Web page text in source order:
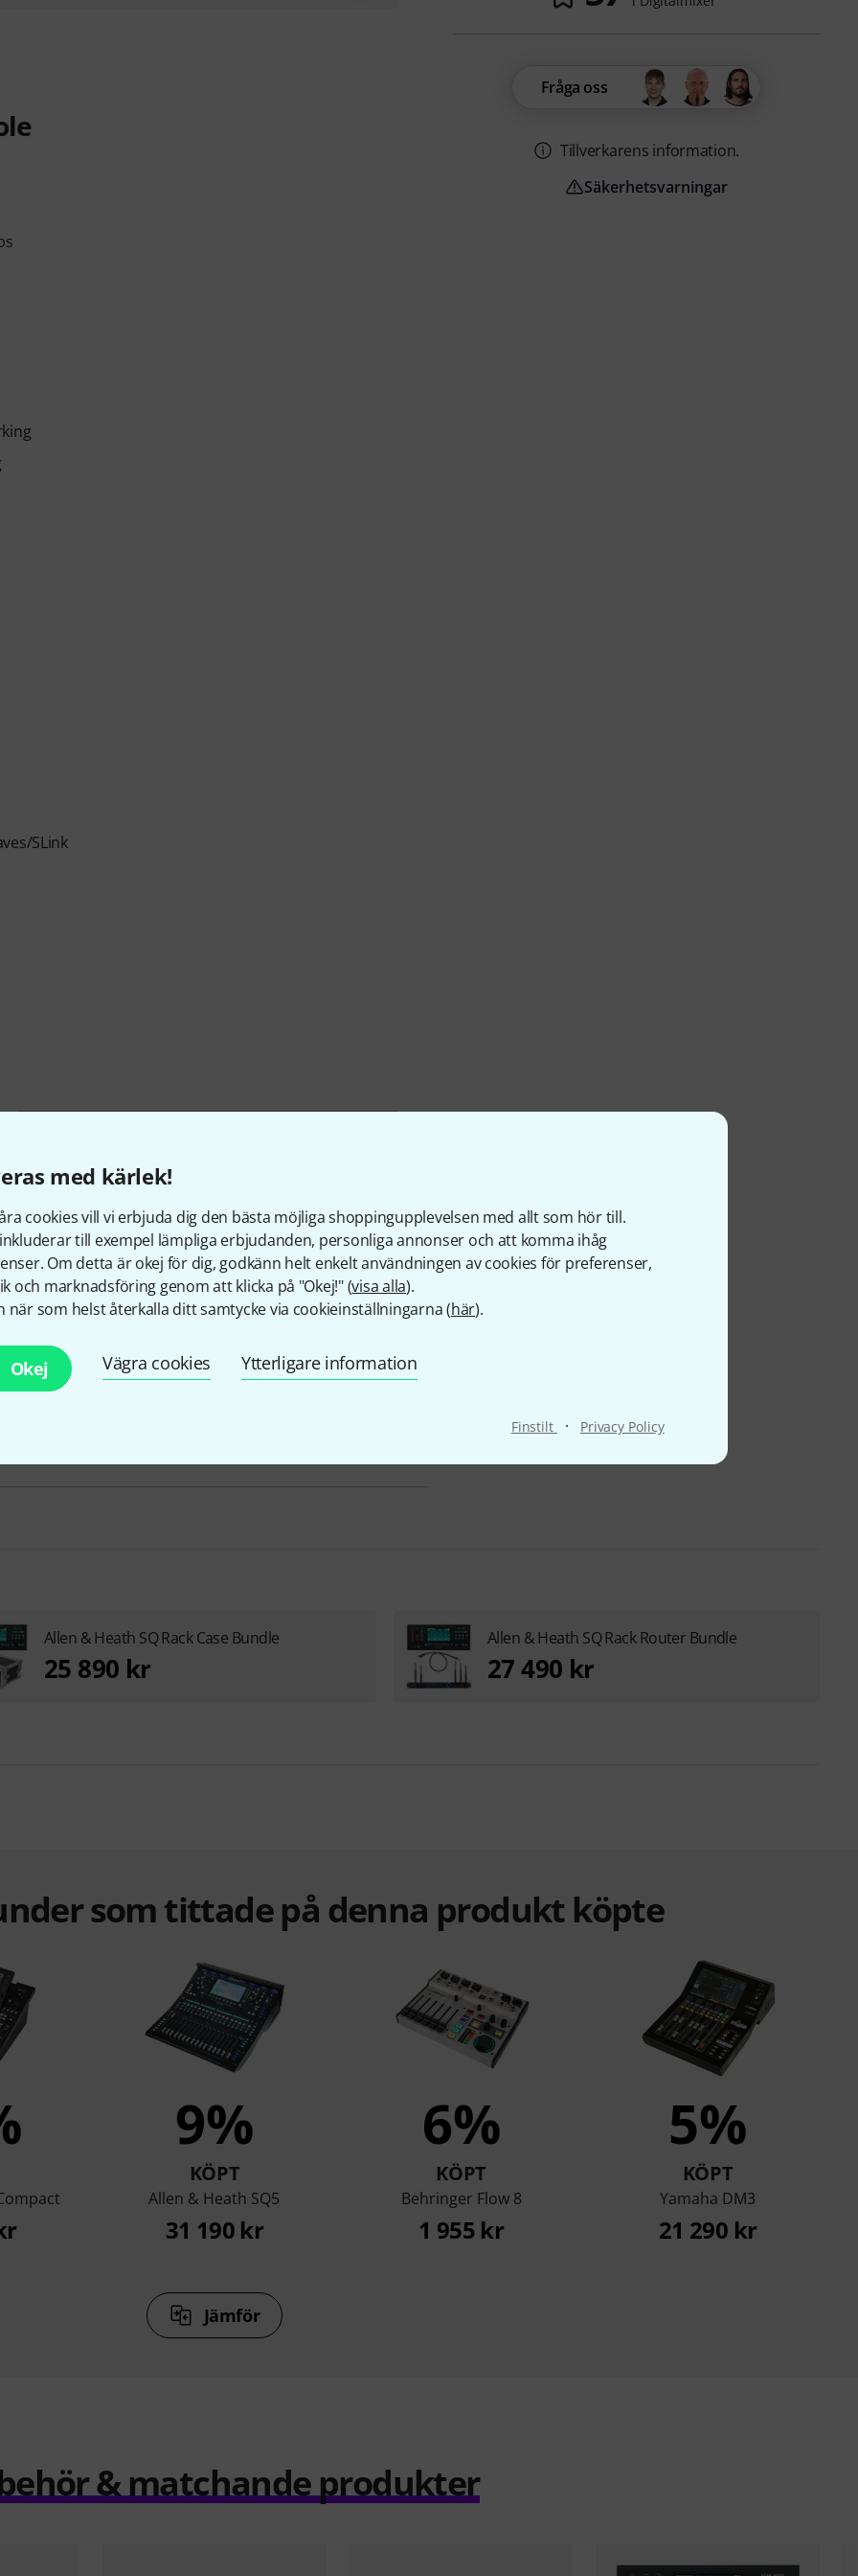
med kärlek!
cookies vill vi erbjuda dig den bästa möjliga shoppingupplevelsen med allt som hör till.
till exempel lämpliga erbjudanden, personliga annonser och att komma ihåg
Om detta är okej för dig, godkänn helt enkelt användningen av cookies för preferenser,
och marknadsföring genom att klicka på "Okej!" (visa alla).
när som helst återkalla ditt samtycke via cookieinställningarna (här).
Okej Vägra cookies Ytterligare information
Finstilt · Privacy Policy
SLink
User Interface
DSP Input channels 48
Physical outputs 12
integratated Player/Rec via USB/SD Multitrack
Fråga oss
Tillverkarens information.
Säkerhetsvarningar
Allen & Heath SQ Rack Case Bundle
25 890 kr
Allen & Heath SQ Rack Router Bundle
27 490 kr
som tittade på denna produkt köpte
9%
KÖPT
Allen & Heath SQ5
31 190 kr
6%
KÖPT
Behringer Flow 8
1 955 kr
5%
KÖPT
Yamaha DM3
21 290 kr
Jämför
& matchande produkter